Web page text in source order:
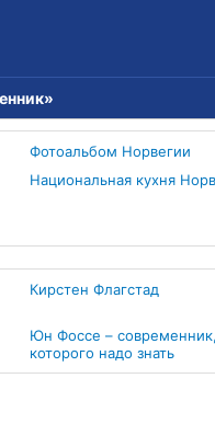
Фотоальбом Норвегии
Национальная кухня
Кирстен Флагстад
Юн Фоссе – современник,
которого надо знать